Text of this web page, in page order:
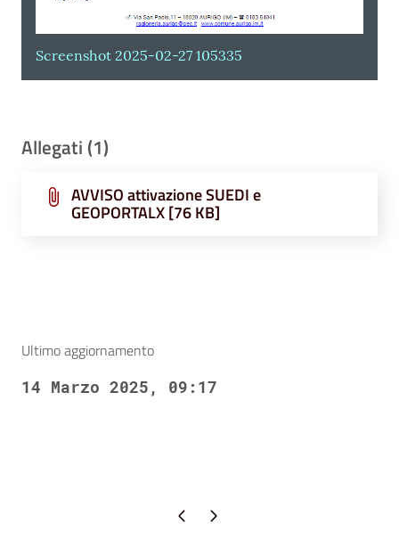
Screenshot 2025-02-27 105335
Allegati (1)
AVVISO attivazione SUEDI e
GEOPORTALX [76 KB]
Ultimo aggiornamento
14 Marzo 2025, 09:17
Pagina precedente
Pagina successiva